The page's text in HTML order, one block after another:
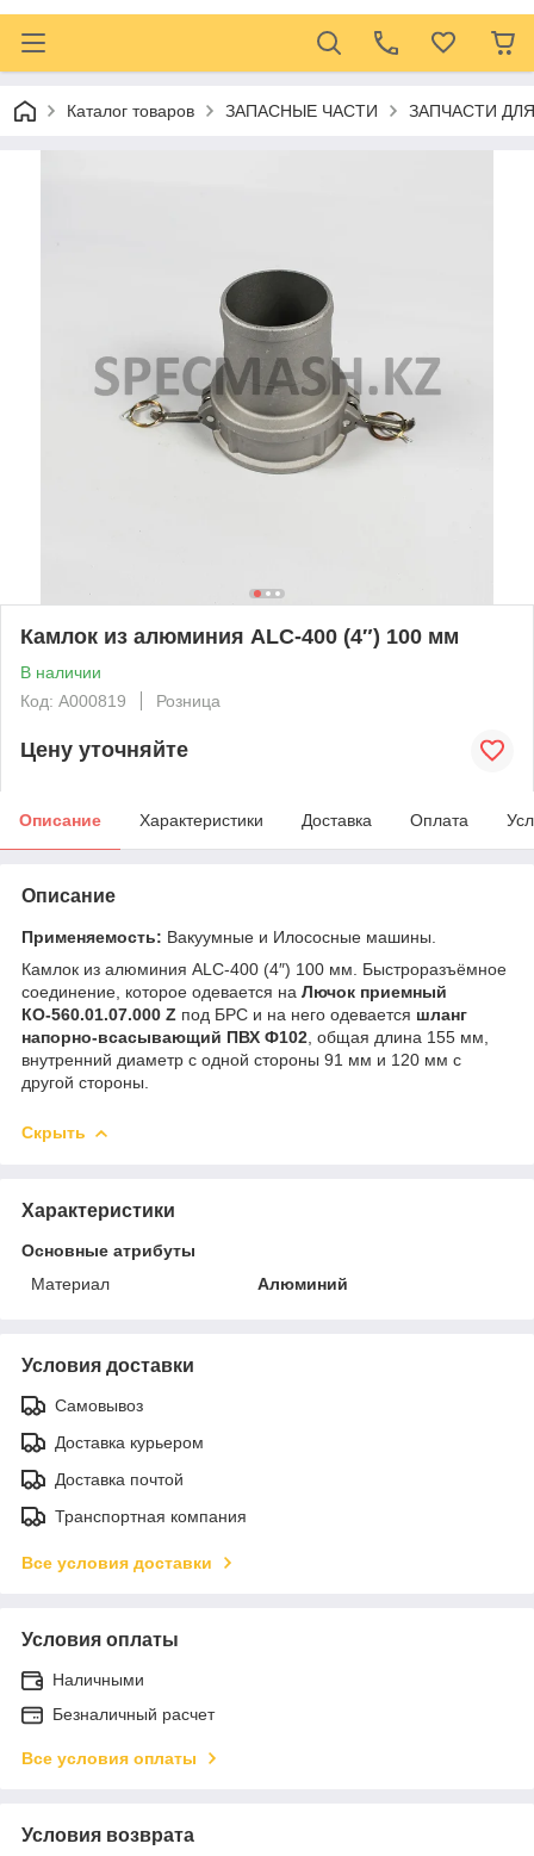
Каталог товаров ЗАПАСНЫЕ ЧАСТИ ЗАПЧАСТИ
Камлок из алюминия ALC-400 (4″) 100 мм
В наличии
Код: А000819
Розница
Цену уточняйте
Описание Характеристики Доставка Оплата
Описание
Применяемость: Вакуумные и Илососные машины.
Камлок из алюминия ALC-400 (4″) 100 мм. Быстроразъёмное
соединение, которое одевается на Лючок приемный
КО-560.01.07.000 Z под БРС и на него одевается шланг
напорно-всасывающий ПВХ Ф102 , общая длина 155 мм,
внутренний диаметр с одной стороны 91 мм и 120 мм с
другой стороны.
Скрыть
Характеристики
Основные атрибуты
Материал
Алюминий
Условия доставки
Самовывоз
Доставка курьером
Доставка почтой
Транспортная компания
Все условия доставки
Условия оплаты
Наличными
Безналичный расчет
Все условия оплаты
Условия возврата